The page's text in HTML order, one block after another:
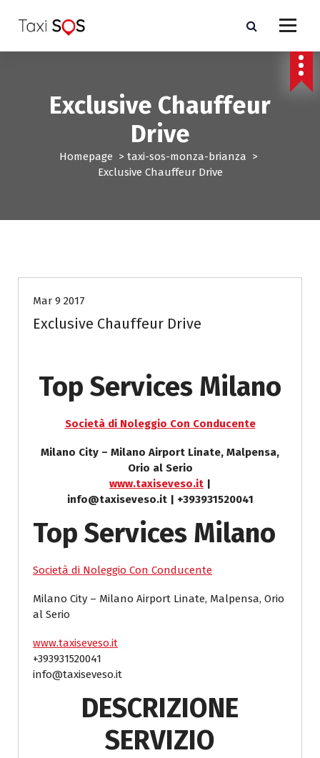
a
Exclusive Chauffeur
Drive
Homepage > taxi-sos-monza-brianza >
Exclusive Chauffeur Drive
Mar 9 2017
Exclusive Chauffeur Drive
Top Services Milano
Società di Noleggio Con Conducente
Milano City – Milano Airport Linate, Malpensa,
Orio al Serio
www.taxiseveso.it |
info@taxiseveso.it | +393931520041
Top Services Milano
Società di Noleggio Con Conducente
Milano City – Milano Airport Linate, Malpensa, Orio
al Serio
www.taxiseveso.it
+393931520041
info@taxiseveso.it
DESCRIZIONE
SERVIZIO